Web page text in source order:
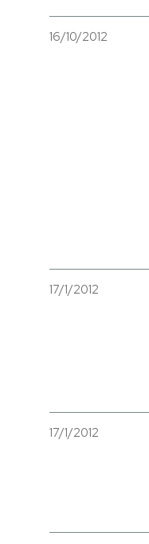
16/10/2012
17/1/2012
17/1/2012